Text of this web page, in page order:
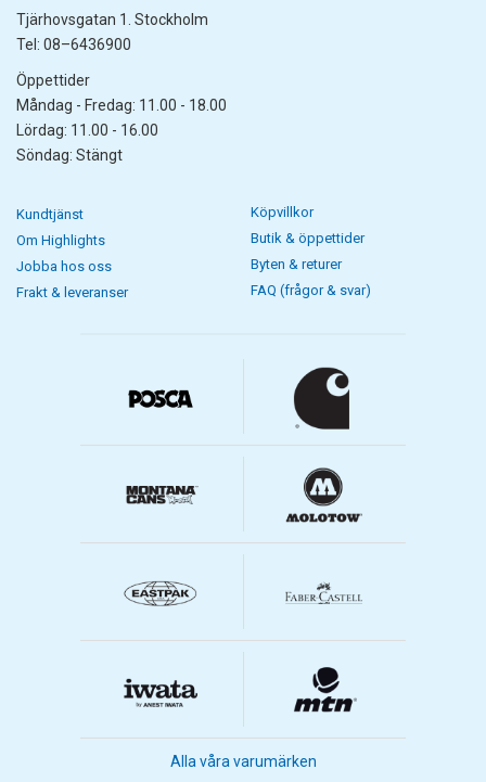
Tjärhovsgatan 1. Stockholm
Tel: 08–6436900
Öppettider
Måndag - Fredag: 11.00 - 18.00
Lördag: 11.00 - 16.00
Söndag: Stängt
Kundtjänst
Om Highlights
Jobba hos oss
Frakt & leveranser
Köpvillkor
Butik & öppettider
Byten & returer
FAQ (frågor & svar)
Alla våra varumärken